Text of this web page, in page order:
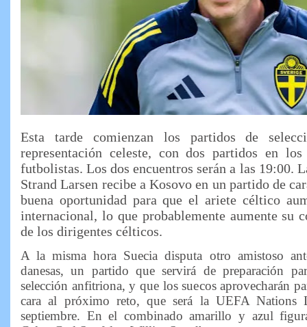
Esta tarde comienzan los partidos de
representación celeste, con dos partidos en
futbolistas. Los dos encuentros serán a las 19:00.
Strand Larsen recibe a Kosovo en un partido de
buena oportunidad para que el ariete céltico
internacional, lo que probablemente aumente su
de los dirigentes célticos.
A la misma hora Suecia disputa otro amistoso
danesas, un partido que servirá de preparación
selección anfitriona, y que los suecos aprovecharán
cara al próximo reto, que será la UEFA Nations
septiembre. En el combinado amarillo y azul